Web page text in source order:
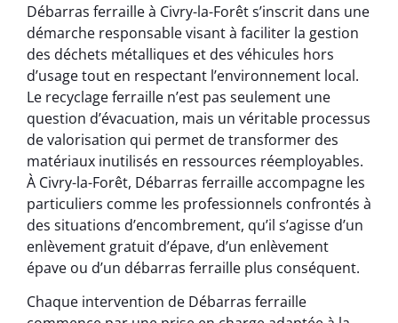
Débarras ferraille à Civry-la-Forêt s’inscrit dans une
démarche responsable visant à faciliter la gestion
des déchets métalliques et des véhicules hors
d’usage tout en respectant l’environnement local.
Le recyclage ferraille n’est pas seulement une
question d’évacuation, mais un véritable processus
de valorisation qui permet de transformer des
matériaux inutilisés en ressources réemployables.
À Civry-la-Forêt, Débarras ferraille accompagne les
particuliers comme les professionnels confrontés à
des situations d’encombrement, qu’il s’agisse d’un
enlèvement gratuit d’épave, d’un enlèvement
épave ou d’un débarras ferraille plus conséquent.
Chaque intervention de Débarras ferraille